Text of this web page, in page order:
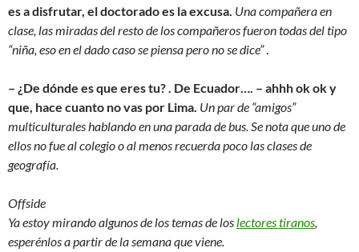
es a disfrutar, el doctorado es la excusa. Una compañera en
clase, las miradas del resto de los compañeros fueron todas del tipo
“niña, eso en el dado caso se piensa pero no se dice”.
– ¿De dónde es que eres tu? . De Ecuador…. – ahhh ok ok y
que, hace cuanto no vas por Lima. Un par de “amigos”
multiculturales hablando en una parada de bus. Se nota que uno de
ellos no fue al colegio o al menos recuerda poco las clases de
geografía.
Offside
Ya estoy mirando algunos de los temas de loslectores tiranos,
esperénlos a partir de la semana que viene.